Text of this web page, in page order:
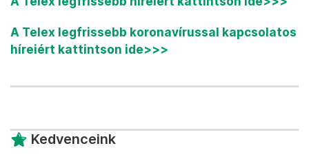
A Telex legfrissebb koronavírussal kapcsolatos
híreiért kattintson ide>>>
Kedvenceink